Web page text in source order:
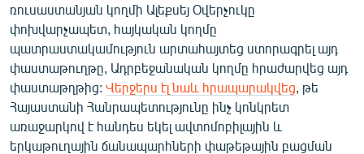
ռուսաստանյան կողմի Ալեքսեյ Օվերչուկը
փոխվարչապետ, հայկական կողմը
պատրաստակամություն արտահայտեց ստորագրել այդ
փաստաթուղթը, Ադրբեջանական կողմը հրաժարվեց այդ
փաստաթղթից: Վերջերս էլ նաև հրապարակվեց , թե
Հայաստանի Հանրապետությունը ինչ կոնկրետ
առաջարկով է հանդես եկել ավտոմոբիլային և
երկաթուղային ճանապարհների փաթեթային բացման